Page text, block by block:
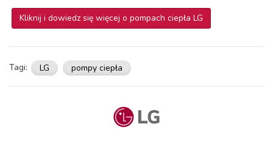
Kliknij i dowiedz się więcej o pompach ciepła LG
Tagi: LG pompy ciepła